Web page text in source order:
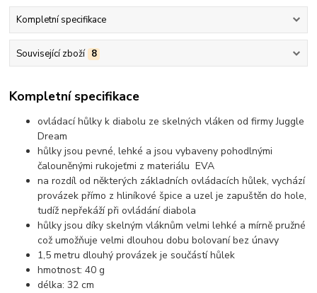
Kompletní specifikace
Související zboží 8
Kompletní specifikace
ovládací hůlky k diabolu ze skelných vláken od firmy Juggle
Dream
hůlky jsou pevné, lehké a jsou vybaveny pohodlnými
čalouněnými rukojeťmi z materiálu EVA
na rozdíl od některých základních ovládacích hůlek, vychází
provázek přímo z hliníkové špice a uzel je zapuštěn do hole,
tudíž nepřekáží při ovládání diabola
hůlky jsou díky skelným vláknům velmi lehké a mírně pružné
což umožňuje velmi dlouhou dobu bolovaní bez únavy
1,5 metru dlouhý provázek je součástí hůlek
hmotnost: 40 g
délka: 32 cm